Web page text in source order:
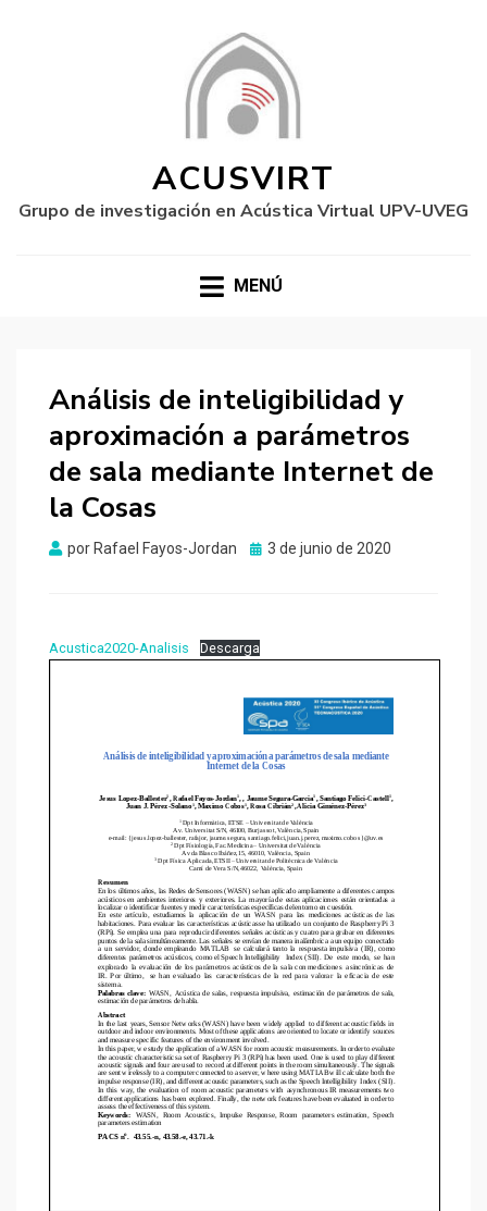
ACUSVIRT
Grupo de investigación en Acústica Virtual UPV-UVEG
MENÚ
Análisis de inteligibilidad y
aproximación a parámetros
de sala mediante Internet de
la Cosas
por Rafael Fayos-Jordan
Publicado
3 de junio de 2020
Acustica2020-Analisis Descarga